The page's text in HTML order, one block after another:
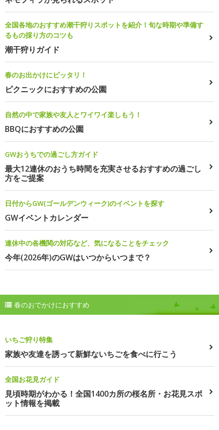
全国各地のおすすめ潮干狩りスポットを紹介！旬な時期や準備す
るもの採り方のコツも
潮干狩りガイド
春のお出かけにピッタリ！
ピクニックにおすすめの公園
自然の中で家族や友人とワイワイ楽しもう！
BBQにおすすめの公園
GWおうちでの過ごし方ガイド
最大12連休のおうち時間を充実させるおすすめの過ごし
方をご提案
日付からGW(ゴールデンウィーク)のイベントを探す
GWイベントカレンダー
連休中の各機関の対応など、気になることをチェック
今年(2026年)のGWはいつからいつまで？
春のおでかけにおすすめ
いちご狩り特集
家族や友達を誘って新鮮ないちごを食べに行こう
全国お花見ガイド
見頃時期がわかる！全国1400カ所の桜名所・お花見スポ
ット情報を掲載